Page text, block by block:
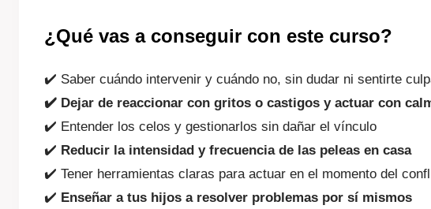
¿Qué vas a conseguir con este curso?
✔️ Saber cuándo intervenir y cuándo no, sin dudar ni sentirte
✔️ Dejar de reaccionar con gritos o castigos y actuar con
✔️ Entender los celos y gestionarlos sin dañar el vínculo
✔️ Reducir la intensidad y frecuencia de las peleas en casa
✔️ Tener herramientas claras para actuar en el momento del
✔️ Enseñar a tus hijos a resolver problemas por sí mismos